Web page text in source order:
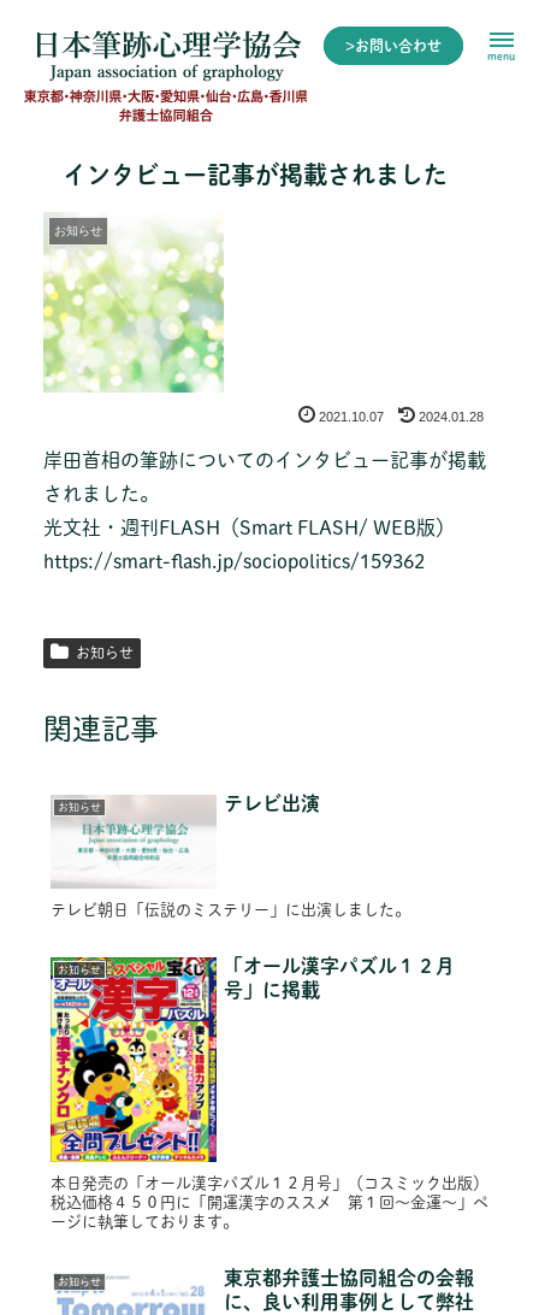
>お問い合わせ
menu
インタビュー記事が掲載されました
お知らせ
2021.10.07 2024.01.28
岸田首相の筆跡についてのインタビュー記事が掲載
されました。
光文社・週刊FLASH（Smart FLASH/ WEB版）
https://smart-flash.jp/sociopolitics/159362
お知らせ
関連記事
お知らせ テレビ出演
テレビ朝日「伝説のミステリー」に出演しました。
お知らせ
「オール漢字パズル１２月
号」に掲載
本日発売の「オール漢字パズル１２月号」（コスミック出版）
税込価格４５０円に「開運漢字のススメ 第１回～金運～」ペ
ージに執筆しております。
お知らせ
東京都弁護士協同組合の会報
に、良い利用事例として弊社